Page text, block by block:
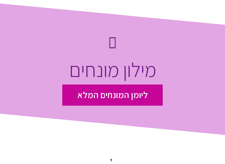
מילון מונחים
ליומן המונחים המלא